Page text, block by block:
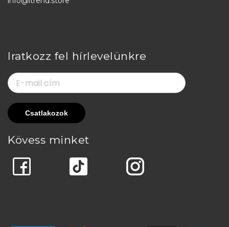
Iratkozz fel hírlevelünkre
Kövess minket